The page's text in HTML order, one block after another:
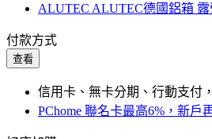
ALUTEC ALUTEC德國鋁箱 露
付款方式
查看
信用卡、無卡分期、行動支付
PChome 聯名卡最高6%，新戶